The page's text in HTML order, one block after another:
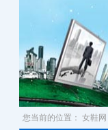
您当前的位置： 女鞋网